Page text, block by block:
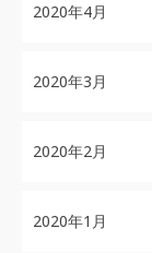
2020年4月
2020年3月
2020年2月
2020年1月